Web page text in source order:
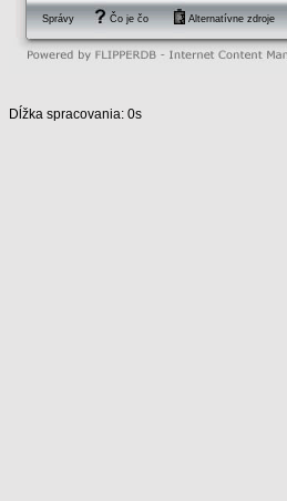
Správy Čo je čo Alternatívne zdroje
Dĺžka spracovania: 0s